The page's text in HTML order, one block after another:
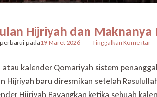
Hijriyah dan
pada19 Maret 2026 Tinggalkan Komentar
atau kalender Qomariyah sistem
Hijriyah baru diresmikan setelah
Hijriyah Bayangkan ketika sebuah